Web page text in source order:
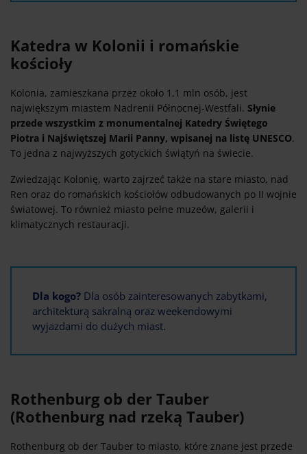
Katedra w Kolonii i romańskie
kościoły
Kolonia, zamieszkana przez około 1,1 mln osób, jest
największym miastem Nadrenii Północnej-Westfali. Słynie
przede wszystkim z monumentalnej Katedry Świętego
Piotra i Najświętszej Marii Panny, wpisanej na listę UNESCO.
To jedna z najwyższych gotyckich świątyń na świecie.
Zwiedzając Kolonię, warto zajrzeć także na stare miasto, nad
Ren oraz do romańskich kościołów odbudowanych po II wojnie
światowej. To również miasto pełne muzeów, galerii i
klimatycznych restauracji.
Dla kogo? Dla osób zainteresowanych zabytkami,
architekturą sakralną oraz weekendowymi
wyjazdami do dużych miast.
Rothenburg ob der Tauber
(Rothenburg nad rzeką Tauber)
Rothenburg ob der Tauber to miasto, które znane jest przede